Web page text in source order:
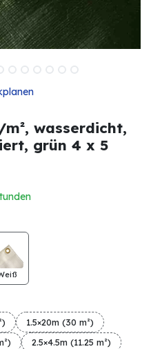
wasserdicht,
grün 4 x 5
1.5×20m (30 m²)
2.5×4.5m (11.25 m²)